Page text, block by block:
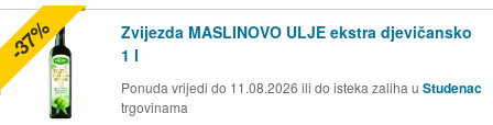
Zvijezda MASLINOVO ULJE ekstra djevičansko
1 l
Ponuda vrijedi do 11.08.2026 ili do isteka zaliha u Studenac
trgovinama
-37%